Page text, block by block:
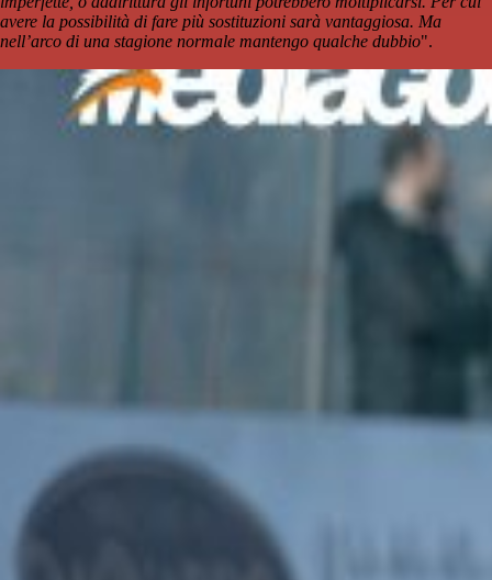
avere la possibilità di fare più sostituzioni sarà vantaggiosa. Ma
nell’arco di una stagione normale mantengo qualche dubbio".